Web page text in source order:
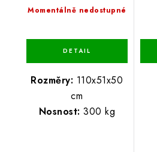
Momentálně nedostupné
Rozměry: 110x51x50
cm
Nosnost: 300 kg